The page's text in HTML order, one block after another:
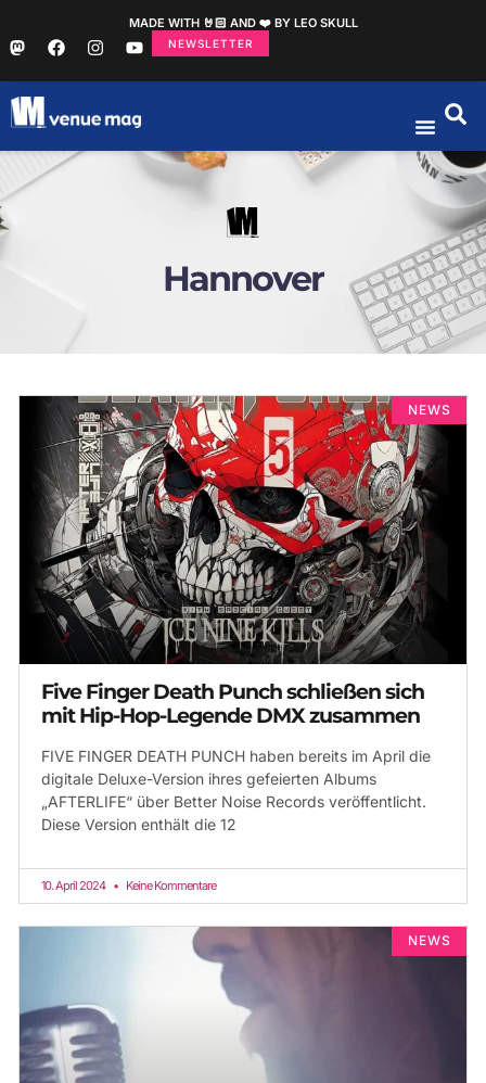
MADE WITH 🤘🏻 AND ❤️ BY LEO SKULL
NEWSLETTER
Hannover
NEWS
Five Finger Death Punch schließen sich
mit Hip-Hop-Legende DMX zusammen
FIVE FINGER DEATH PUNCH haben bereits im April die
digitale Deluxe-Version ihres gefeierten Albums
„AFTERLIFE“ über Better Noise Records veröffentlicht.
Diese Version enthält die 12
10. April 2024 Keine Kommentare
NEWS